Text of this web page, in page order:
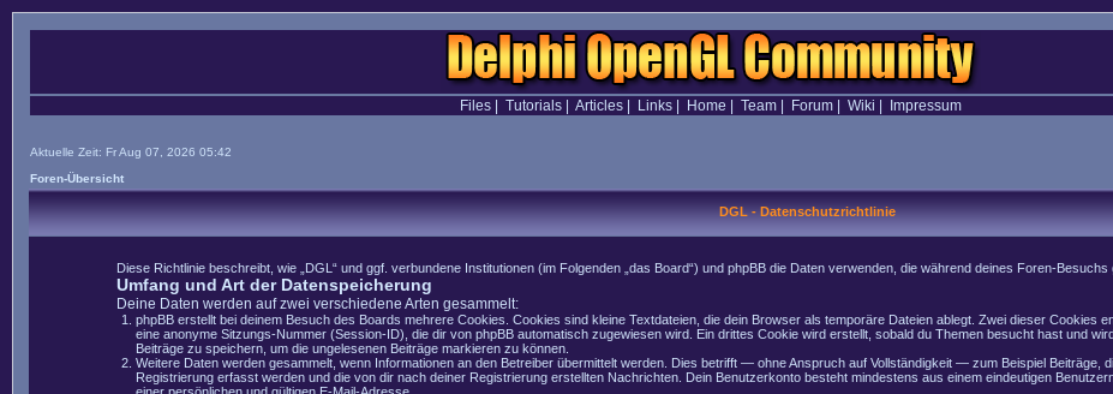
Files| Tutorials| Articles| Links| Home Team| Forum| Wiki Impressum
Aktuelle Zeit: Fr Aug 07, 2026 05:42
Foren-Übersicht
DGL - Datenschutzrichtlinie
Diese Richtlinie beschreibt, wie „DGL“ und ggf. verbundene Institutionen (im Folgenden „das Board“) und phpBB die Daten verwenden, die während deines Foren-Besuchs
Umfang und Art der Datenspeicherung
Deine Daten werden auf zwei verschiedene Arten gesammelt:
phpBB erstellt bei deinem Besuch des Boards mehrere Cookies. Cookies sind kleine Textdateien, die dein Browser als temporäre Dateien ablegt. Zwei dieser Cookies
eine anonyme Sitzungs-Nummer (Session-ID), die dir von phpBB automatisch zugewiesen wird. Ein drittes Cookie wird erstellt, sobald du Themen besucht hast und
Beiträge zu speichern, um die ungelesenen Beiträge markieren zu können.
Weitere Daten werden gesammelt, wenn Informationen an den Betreiber übermittelt werden. Dies betrifft — ohne Anspruch auf Vollständigkeit — zum Beispiel Beiträge,
Registrierung erfasst werden und die von dir nach deiner Registrierung erstellten Nachrichten. Dein Benutzerkonto besteht mindestens aus einem eindeutigen